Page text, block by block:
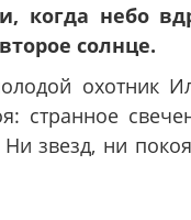
когда небо
солнце.
охотник
странное
Ни звезд, ни